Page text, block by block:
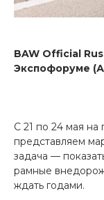
BAW Official
Экспофоруме
С 21 по 24 мая
представляем
задача —
рамные
ждать годами.